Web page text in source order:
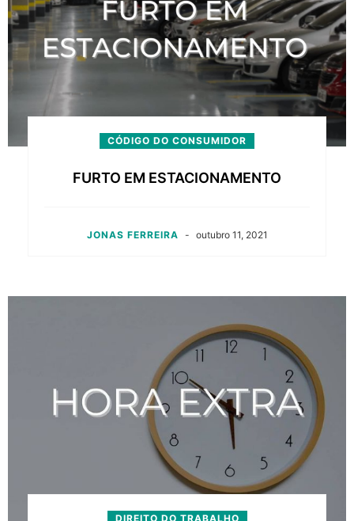
CÓDIGO DO CONSUMIDOR
FURTO EM ESTACIONAMENTO
JONAS FERREIRA - outubro 11, 2021
DIREITO DO TRABALHO